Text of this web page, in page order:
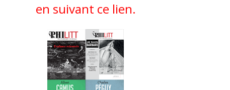
en suivant ce lien.